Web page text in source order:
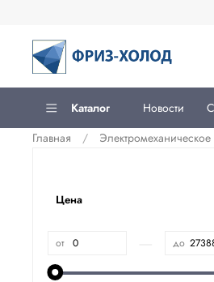
Каталог Новости
Главная
Цена
от до